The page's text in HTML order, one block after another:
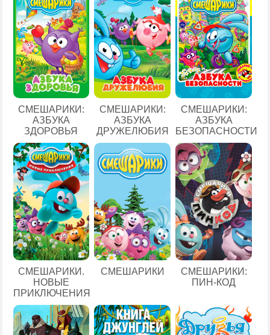
СМЕШАРИКИ:
АЗБУКА
ЗДОРОВЬЯ
СМЕШАРИКИ:
АЗБУКА
ДРУЖЕЛЮБИЯ
СМЕШАРИКИ:
АЗБУКА
БЕЗОПАСНОСТИ
СМЕШАРИКИ.
НОВЫЕ
ПРИКЛЮЧЕНИЯ
СМЕШАРИКИ
СМЕШАРИКИ:
ПИН-КОД